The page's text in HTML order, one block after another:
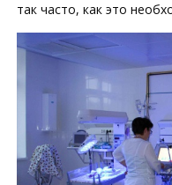
так часто, как это